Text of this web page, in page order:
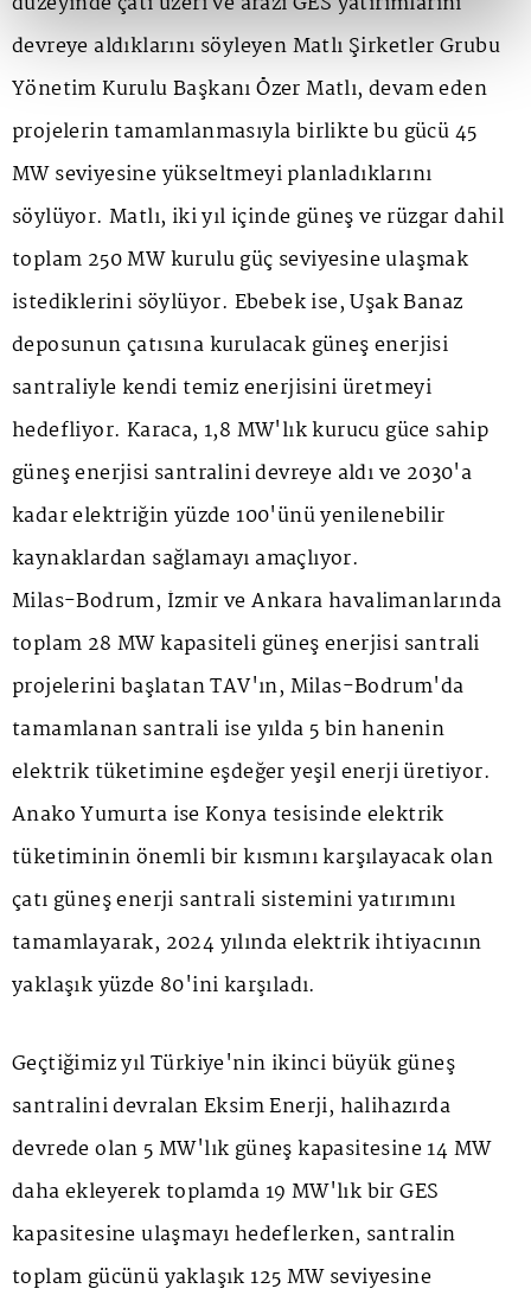
devreye aldıklarını söyleyen Matlı Şirketler Grubu
Yönetim Kurulu Başkanı Özer Matlı, devam eden
projelerin tamamlanmasıyla birlikte bu gücü 45
MW seviyesine yükseltmeyi planladıklarını
söylüyor. Matlı, iki yıl içinde güneş ve rüzgar dahil
toplam 250 MW kurulu güç seviyesine ulaşmak
istediklerini söylüyor. Ebebek ise, Uşak Banaz
deposunun çatısına kurulacak güneş enerjisi
santraliyle kendi temiz enerjisini üretmeyi
hedefliyor. Karaca, 1,8 MW'lık kurucu güce sahip
güneş enerjisi santralini devreye aldı ve 2030'a
kadar elektriğin yüzde 100'ünü yenilenebilir
kaynaklardan sağlamayı amaçlıyor.
Milas-Bodrum, İzmir ve Ankara havalimanlarında
toplam 28 MW kapasiteli güneş enerjisi santrali
projelerini başlatan TAV'ın, Milas-Bodrum'da
tamamlanan santrali ise yılda 5 bin hanenin
elektrik tüketimine eşdeğer yeşil enerji üretiyor.
Anako Yumurta ise Konya tesisinde elektrik
tüketiminin önemli bir kısmını karşılayacak olan
çatı güneş enerji santrali sistemini yatırımını
tamamlayarak, 2024 yılında elektrik ihtiyacının
yaklaşık yüzde 80'ini karşıladı.
Geçtiğimiz yıl Türkiye'nin ikinci büyük güneş
santralini devralan Eksim Enerji, halihazırda
devrede olan 5 MW'lık güneş kapasitesine 14 MW
daha ekleyerek toplamda 19 MW'lık bir GES
kapasitesine ulaşmayı hedeflerken, santralin
toplam gücünü yaklaşık 125 MW seviyesine